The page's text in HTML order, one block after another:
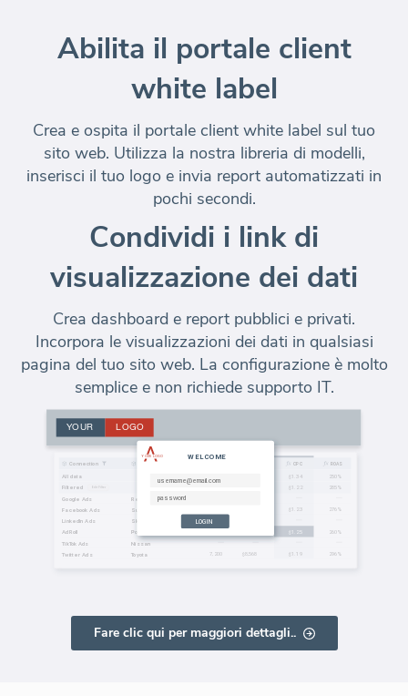
Abilita il portale client
white label
Crea e ospita il portale client white label sul tuo
sito web. Utilizza la nostra libreria di modelli,
inserisci il tuo logo e invia report automatizzati in
pochi secondi.
Condividi i link di
visualizzazione dei dati
Crea dashboard e report pubblici e privati.
Incorpora le visualizzazioni dei dati in qualsiasi
pagina del tuo sito web. La configurazione è molto
semplice e non richiede supporto IT.
Fare clic qui per maggiori dettagli..